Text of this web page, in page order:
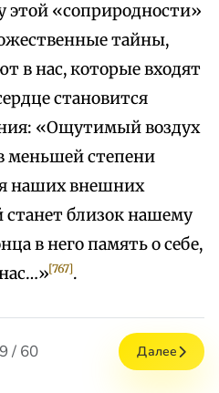
этой «соприродности»
тайны,
в нас, которые входят
становится
«Ощутимый воздух
меньшей степени
наших внешних
близок нашему
в него память о себе,
[767].
/ 60 Далее